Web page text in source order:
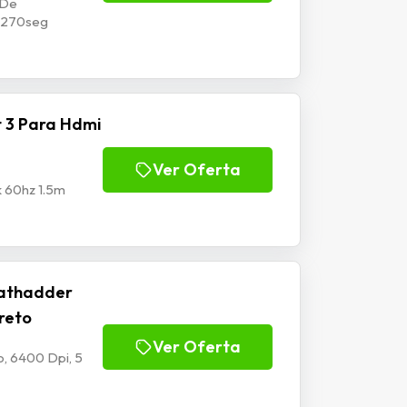
Para Hdmi
1.5m
Ver Oferta
6400 Dpi, 5
Ver Oferta